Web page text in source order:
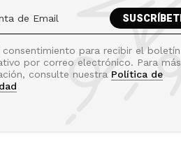
consentimiento para recibir el boletín
por correo electrónico. Para más
consulte nuestra Política de